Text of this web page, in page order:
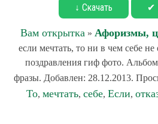
↓ Скачать ✔
Вам открытка » Афоризмы,
если мечтать, то ни в чем себе
поздравления гиф фото.
фразы. Добавлен: 28.12.2013.
То, мечтать, себе, Если,